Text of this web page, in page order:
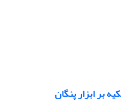
بر ابزار پنگان